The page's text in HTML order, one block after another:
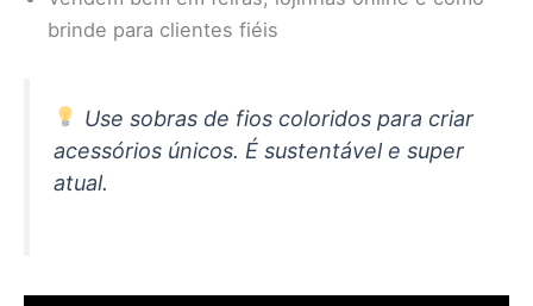
brinde para clientes fiéis
Use sobras de fios coloridos para criar
acessórios únicos. É sustentável e super
atual.